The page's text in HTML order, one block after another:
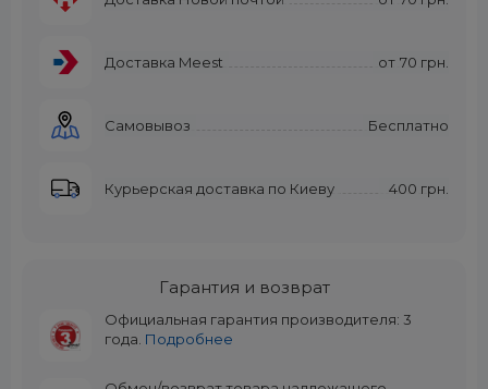
Доставка Meest от 70 грн.
Самовывоз Бесплатно
Курьерская доставка по Киеву 400 грн.
Гарантия и возврат
Официальная гарантия производителя: 3
года. Подробнее